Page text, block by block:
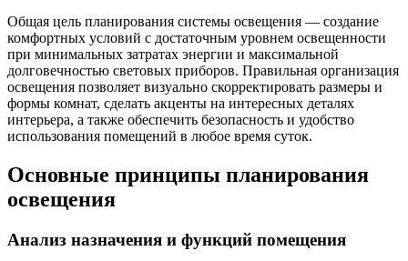
Общая цель планирования системы освещения — создание
комфортных условий с достаточным уровнем освещенности
при минимальных затратах энергии и максимальной
долговечностью световых приборов. Правильная организация
освещения позволяет визуально скорректировать размеры и
формы комнат, сделать акценты на интересных деталях
интерьера, а также обеспечить безопасность и удобство
использования помещений в любое время суток.
Основные принципы планирования
освещения
Анализ назначения и функций помещения